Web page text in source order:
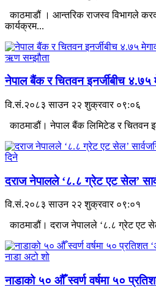
काठमाडौं । आन्तरिक राजस्व विभागले
कार्यक्रम...
नेपाल बैंक र चितवन इनर्जीबीच ४.७५
वि.सं.२०८३ साउन २२ शुक्रवार ०९:०६
काठमाडौं। नेपाल बैंक लिमिटेड र चितवन
दराज नेपालले ‘८.८ ग्रेट एट सेल’
वि.सं.२०८३ साउन २२ शुक्रवार ०९:०१
काठमाडौं। दराज नेपालले ‘८.८ ग्रेट एट
नाडाको ५० औँ स्वर्ण वर्षमा ५०